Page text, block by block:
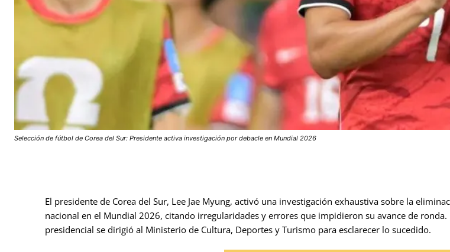
Selección de fútbol de Corea del Sur: Presidente activa investigación por debacle en Mundial 2026
El presidente de Corea del Sur, Lee Jae Myung, activó una investigación exhaustiva sobre la
nacional en el Mundial 2026, citando irregularidades y errores que impidieron su avance de ronda.
presidencial se dirigió al Ministerio de Cultura, Deportes y Turismo para esclarecer lo sucedido.